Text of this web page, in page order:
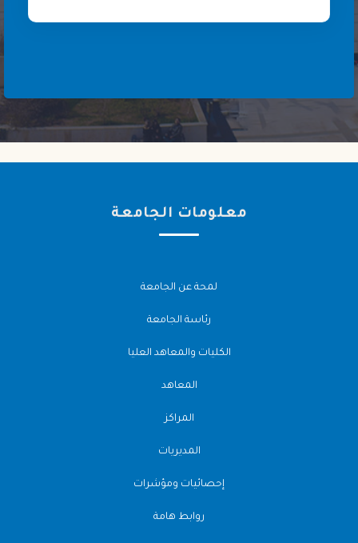
معلومات الجامعة
لمحة عن الجامعة
رئاسة الجامعة
الكليات والمعاهد العليا
المعاهد
المراكز
المديريات
إحصائيات ومؤشرات
روابط هامة